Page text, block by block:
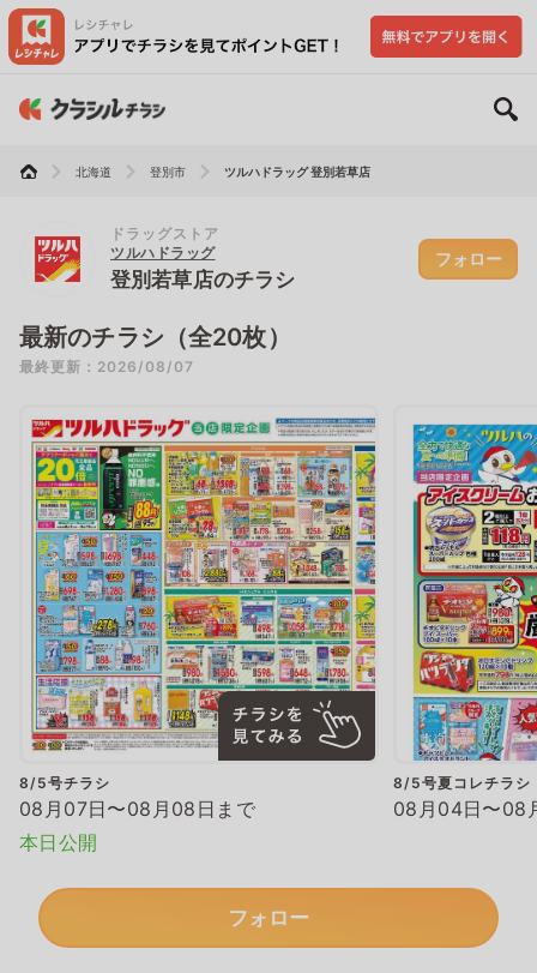
北海道 登別市 ツルハドラッグ 登別若草店
ドラッグストア
ツルハドラッグ
登別若草店のチラシ
フォロー
最新のチラシ（全20枚）
最終更新：2026/08/07
8/5号チラシ
08月07日〜08月08日まで
本日公開
8/5号夏コレチラシ
08月04日〜08
フォロー